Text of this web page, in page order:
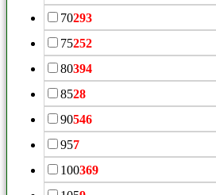
70293
75252
80394
8528
90546
957
100369